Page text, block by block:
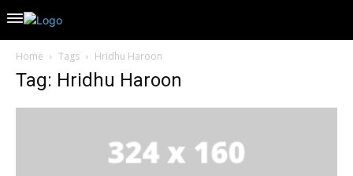
Home Tags Hridhu Haroon
Tag: Hridhu Haroon